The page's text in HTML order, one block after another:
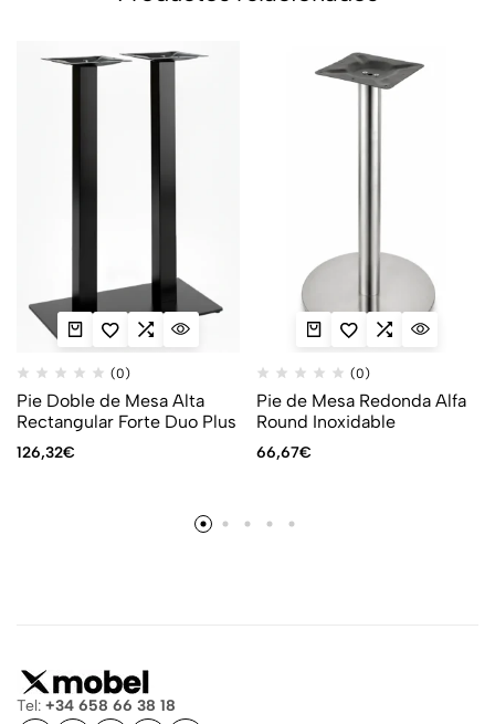
(0)
Pie Doble de Mesa Alta
Rectangular Forte Duo Plus
126,32€
(0)
Pie de Mesa Redonda Alfa
Round Inoxidable
66,67€
Tel: +34 658 66 38 18